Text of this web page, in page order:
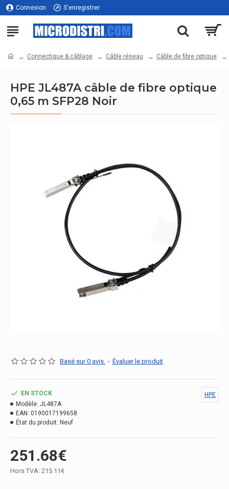
Connexion S'enregistrer
Connectique & câblage Câble réseau Câble de fibre optique
HPE JL487A câble de fibre optique
0,65 m SFP28 Noir
Basé sur 0 avis. - Évaluer le produit
251.68€
Hors TVA: 215.11€
EN STOCK
Modèle: JL487A
EAN: 0190017199658
État du produit: Neuf
HPE